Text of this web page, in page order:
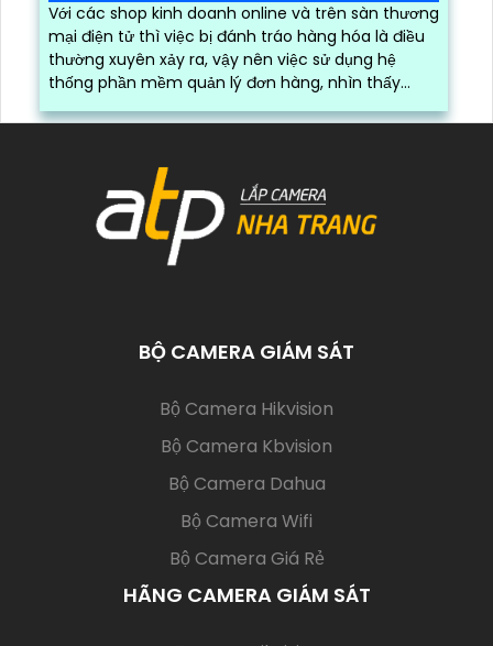
Với các shop kinh doanh online và trên sàn thương
mại điện tử thì việc bị đánh tráo hàng hóa là điều
thường xuyên xảy ra, vậy nên việc sử dụng hệ
thống phần mềm quản lý đơn hàng, nhìn thấy
là quy trình đóng gói cũng được ghi lại một cách
BỘ CAMERA GIÁM SÁT
Bộ Camera Hikvision
Bộ Camera Kbvision
Bộ Camera Dahua
Bộ Camera Wifi
Bộ Camera Giá Rẻ
HÃNG CAMERA GIÁM SÁT